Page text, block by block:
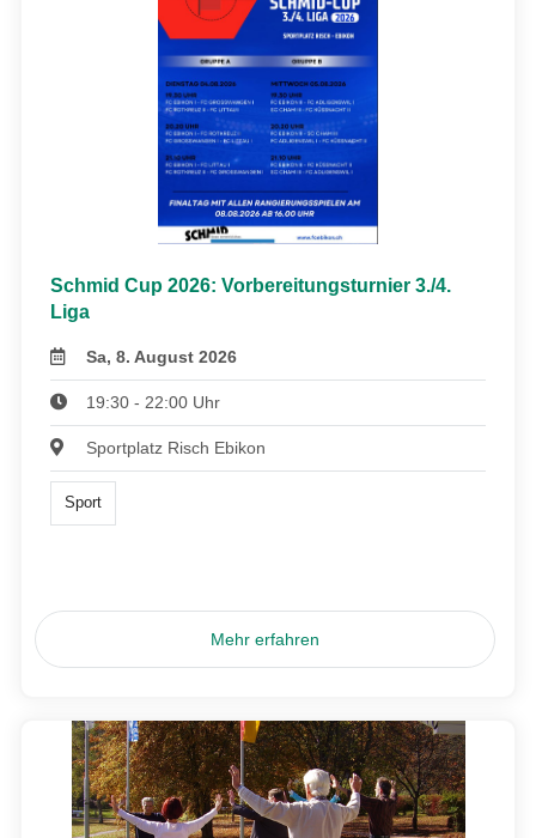
Schmid Cup 2026: Vorbereitungsturnier 3./4.
Liga
Sa, 8. August 2026
19:30 - 22:00 Uhr
Sportplatz Risch Ebikon
Sport
Mehr erfahren